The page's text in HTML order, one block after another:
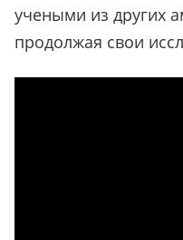
учеными из других
продолжая свои